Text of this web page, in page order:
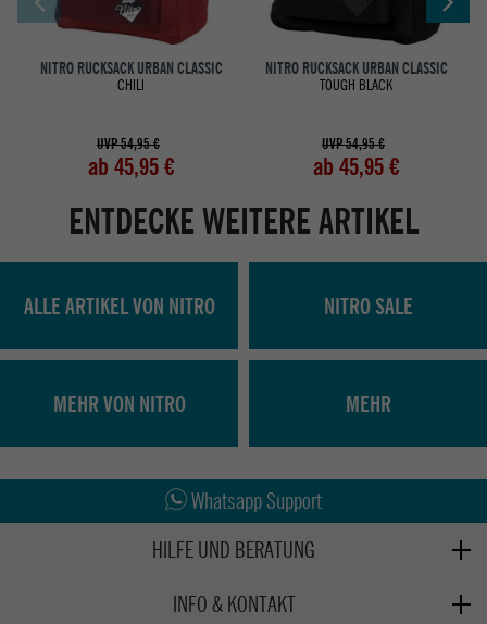
NITRO RUCKSACK URBAN CLASSIC
CHILI
UVP 54,95 €
ab 45,95 €
NITRO RUCKSACK URBAN CLASSIC
TOUGH BLACK
UVP 54,95 €
ab 45,95 €
ENTDECKE WEITERE ARTIKEL
ALLE ARTIKEL VON NITRO NITRO SALE
MEHR VON NITRO MEHR
Whatsapp Support
HILFE UND BERATUNG
INFO & KONTAKT